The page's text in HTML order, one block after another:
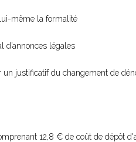
lui-même la formalité
d’annonces légales
un justificatif du changement de
12,8 € de coût de dépôt